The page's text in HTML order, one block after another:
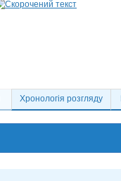
Хронологія розгляду